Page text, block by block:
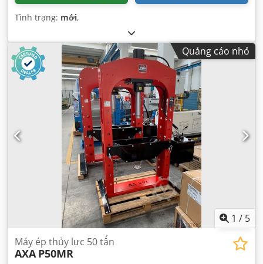
Tình trạng: mới,
Quảng cáo nhỏ
1 / 5
Máy ép thủy lực 50 tấn
AXA P50MR